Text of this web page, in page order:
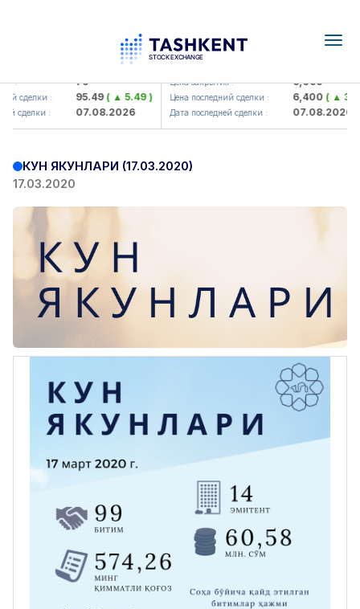
: 79
сделки : 95.49( ▲ 5.49 )
сделки : 07.08.2026
UZMK (<O'zmetkombinat> AJ)
Цена закрытия : 6,099
Цена последний сделки : 6,400( ▲
Дата последней сделки : 07.08.2026
КУН ЯКУНЛАРИ (17.03.2020)
17.03.2020